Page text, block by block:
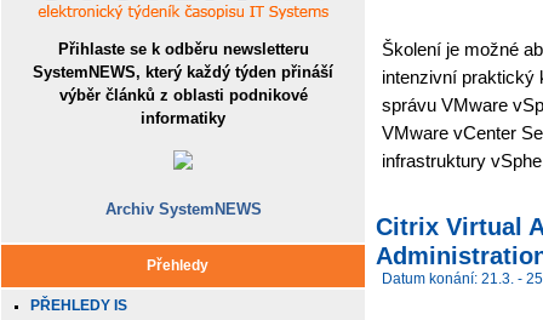
Přihlaste se k odběru newsletteru
SystemNEWS, který každý týden přináší
výběr článků z oblasti podnikové
informatiky
Archiv SystemNEWS
Přehledy
PŘEHLEDY IS
Školení je možné
intenzivní praktický
správu VMware
VMware vCenter
infrastruktury
Citrix Virtual
Datum konání: 21.3. -